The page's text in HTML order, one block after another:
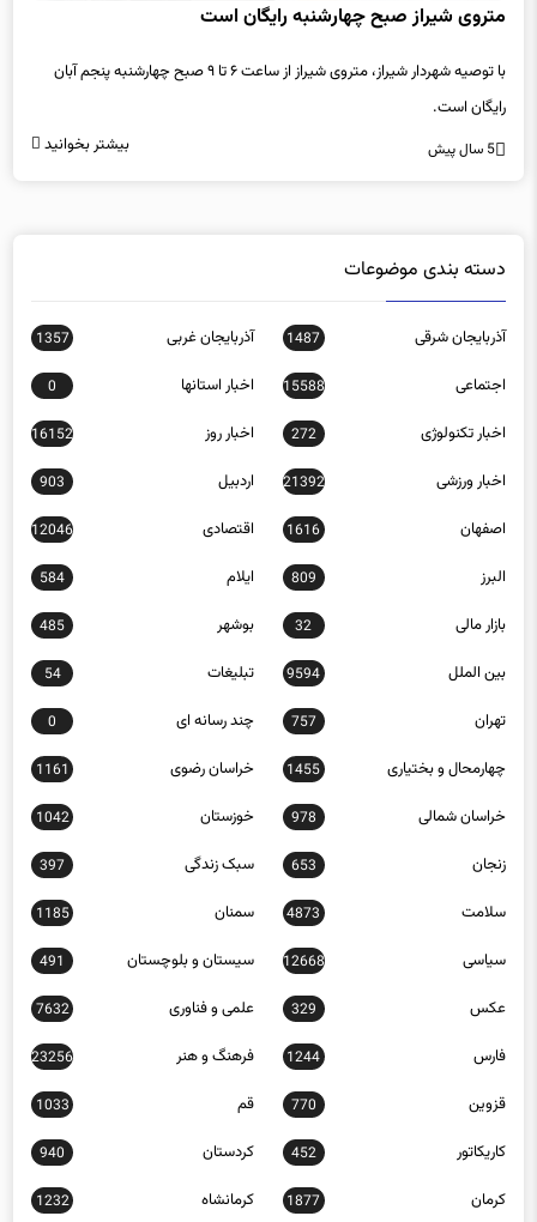
متروی شیراز صبح چهارشنبه رایگان است
با توصیه شهردار شیراز، متروی شیراز از ساعت ۶ تا ۹ صبح چهارشنبه پنجم آبان
رایگان است.
5 سال پیش بیشتر بخوانید
دسته بندی موضوعات
آذربایجان شرقی 1487 آذربایجان غربی 1357
اجتماعی 15588 اخبار استانها 0
اخبار تکنولوژی 272 اخبار روز 16152
اخبار ورزشی 21392 اردبیل 903
اصفهان 1616 اقتصادی 12046
البرز 809 ایلام 584
بازار مالی 32 بوشهر 485
بین الملل 9594 تبلیغات 54
تهران 757 چند رسانه ای 0
چهارمحال و بختیاری 1455 خراسان رضوی 1161
خراسان شمالی 978 خوزستان 1042
زنجان 653 سبک زندگی 397
سلامت 4873 سمنان 1185
سیاسی 12668 سیستان و بلوچستان 491
عکس 329 علمی و فناوری 7632
فارس 1244 فرهنگ و هنر 23256
قزوین 770 قم 1033
کاریکاتور 452 کردستان 940
کرمان 1877 کرمانشاه 1232